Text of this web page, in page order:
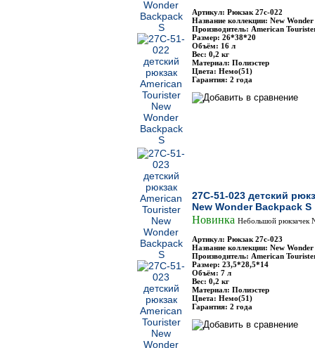
Артикул: Рюкзак 27с-022
Название коллекции: New
Производитель: American
Размер: 26*38*20
Объём: 16 л
Вес: 0,2 кг
Материал: Полиэстер
Цвета: Немо(51)
Гарантия: 2 года
27C-51-023 детский
New Wonder Backpack S
Новинка Небольшой рюкзачек
Артикул: Рюкзак 27с-023
Название коллекции: New
Производитель: American
Размер: 23,5*28,5*14
Объём: 7 л
Вес: 0,2 кг
Материал: Полиэстер
Цвета: Немо(51)
Гарантия: 2 года